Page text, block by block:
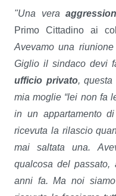
"Una vera
Primo Cittadino ai
Avevamo una
Giglio il sindaco devi
ufficio privato, questa
mia moglie “lei non fa
in un appartamento
ricevuta la rilascio
mai saltata una.
qualcosa del passato,
anni fa. Ma noi